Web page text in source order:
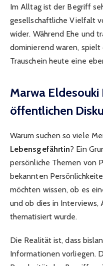
Im Alltag ist der Begriff
gesellschaftliche Vielfalt
wider. Während Ehe und
dominierend waren,
Trauschein heute eine
Marwa
öffentlichen
Warum suchen so viele
Lebensgefährtin? Ein
persönliche Themen von
bekannten
möchten wissen, ob es
und ob dies in Interviews,
thematisiert wurde.
Die Realität ist, dass
Informationen vorliegen.